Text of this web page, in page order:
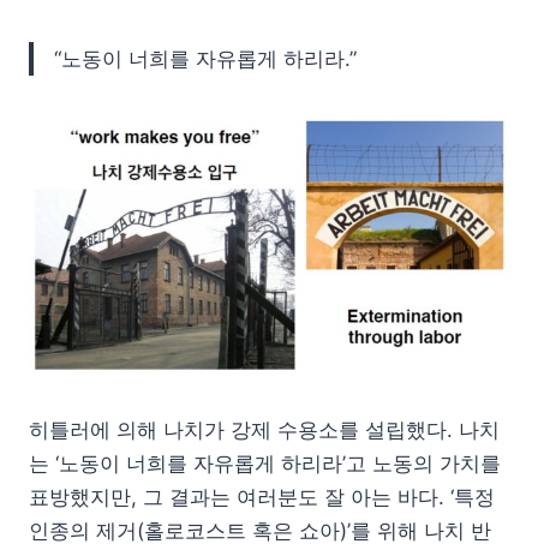
“노동이 너희를 자유롭게 하리라.”
히틀러에 의해 나치가 강제 수용소를 설립했다. 나치
는 ‘노동이 너희를 자유롭게 하리라’고 노동의 가치를
표방했지만, 그 결과는 여러분도 잘 아는 바다. ‘특정
인종의 제거(홀로코스트 혹은 쇼아)’를 위해 나치 반